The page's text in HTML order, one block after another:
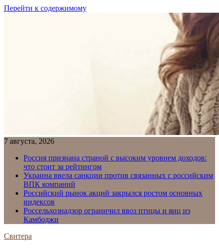
Перейти к содержимому
7 августа, 2026
Россия признана страной с высоким уровнем доходов:
что стоит за рейтингом
Украина ввела санкции против связанных с российским
ВПК компаний
Российский рынок акций закрылся ростом основных
индексов
Россельхознадзор ограничил ввоз птицы и яиц из
Камбоджи
Свитера